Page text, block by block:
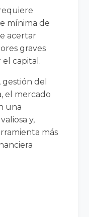
mínima de
acertar
graves
capital.
del
el mercado
una
y,
más